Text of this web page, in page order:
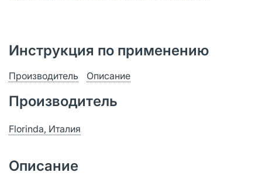
Инструкция по применению
Производитель Описание
Производитель
Florinda, Италия
Описание